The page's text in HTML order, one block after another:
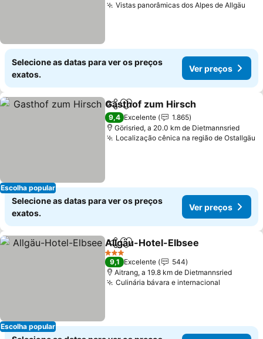
Vistas panorâmicas dos Alpes de Allgäu
Selecione as datas para ver os preços
exatos.
Ver preços
Escolha popular
PartilharAdicionar aos favoritos
Gasthof zum Hirsch
9,4 Excelente
1.865
Görisried, a 20.0 km de Dietmannsried
Localização cênica na região de Ostallgäu
Selecione as datas para ver os preços
exatos.
Ver preços
Escolha popular
PartilharAdicionar aos favoritos
Allgäu-Hotel-Elbsee
3 Estrelas
9,1 Excelente
544
Aitrang, a 19.8 km de Dietmannsried
Culinária bávara e internacional